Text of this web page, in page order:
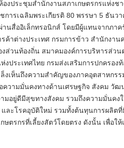
องประชุมสำนักงานสภาเกษตรกรแห่งช
การเฉลิมพระเกียรติ 80 พรรษา 5 ธันว
านสื่ออิเล็กทรอนิกส์ โดยมีผู้แทนจากภาค
ค้าต่างประเทศ กรมการข้าว สำนักงา
งส่วนท้องถิ่น สมาคมองค์การบริหารส่ว
งประเทศไทย กรมส่งเสริมการปกครอง
ล็งเห็นถึงความสำคัญของภาคอุตสาหกร
วามมั่นคงทางด้านเศรษฐกิจ สังคม วัฒ
มอยู่ดีมีสุขทางสังคม รวมถึงความมั่นคง
ละโรคอุบัติใหม่ รวมทั้งต้นทุนการผลิต
ษตรกรที่เลี้ยงสัตว์โดยตรง ดังนั้น เพื่อใ